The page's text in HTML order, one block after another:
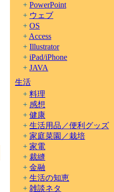
PowerPoint
ウェブ
OS
Access
Illustrator
iPad/iPhone
JAVA
生活
料理
感想
健康
生活用品／便利グッズ
家庭菜園／栽培
家電
裁縫
金融
生活の知恵
雑談ネタ